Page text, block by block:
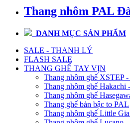
Thang nhôm PAL
DANH MỤC SẢN PHẨM
SALE - THANH LÝ
FLASH SALE
THANG GHẾ TAY VỊN
Thang nhôm ghế XSTEP
Thang nhôm ghế Hakachi
Thang nhôm ghế
Thang ghế bản bậc to PAL
Thang nhôm ghế Little